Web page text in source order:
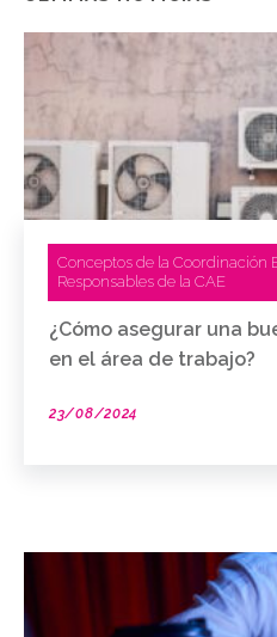
Conceptos de la Coordinación
Responsables de la CAE
¿Cómo asegurar una
en el área de trabajo?
23/08/2024